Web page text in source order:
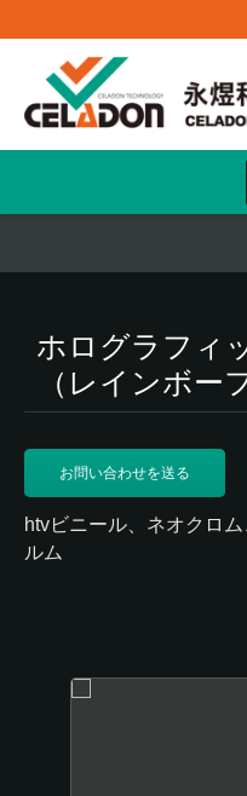
ホログラフィ
（レインボー
お問い合わせを送る
htvビニール、ネオクロ
ルム